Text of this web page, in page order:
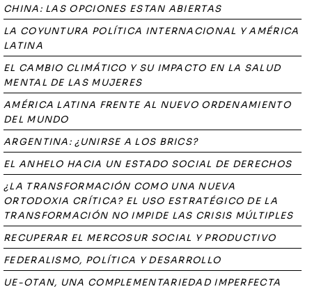
CHINA: LAS OPCIONES ESTAN ABIERTAS
LA COYUNTURA POLÍTICA INTERNACIONAL Y AMÉRICA
LATINA
EL CAMBIO CLIMÁTICO Y SU IMPACTO EN LA SALUD
MENTAL DE LAS MUJERES
AMÉRICA LATINA FRENTE AL NUEVO ORDENAMIENTO
DEL MUNDO
ARGENTINA: ¿UNIRSE A LOS BRICS?
EL ANHELO HACIA UN ESTADO SOCIAL DE DERECHOS
¿LA TRANSFORMACIÓN COMO UNA NUEVA
ORTODOXIA CRÍTICA? EL USO ESTRATÉGICO DE LA
TRANSFORMACIÓN NO IMPIDE LAS CRISIS MÚLTIPLES
RECUPERAR EL MERCOSUR SOCIAL Y PRODUCTIVO
FEDERALISMO, POLÍTICA Y DESARROLLO
UE-OTAN, UNA COMPLEMENTARIEDAD IMPERFECTA